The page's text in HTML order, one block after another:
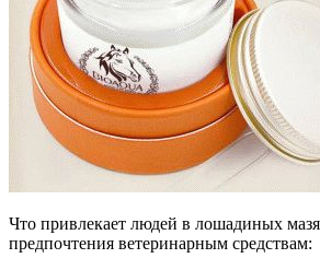
Что привлекает людей в лошадиных
предпочтения ветеринарным средствам: